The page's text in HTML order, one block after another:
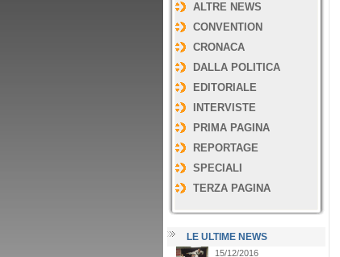
ALTRE NEWS
CONVENTION
CRONACA
DALLA POLITICA
EDITORIALE
INTERVISTE
PRIMA PAGINA
REPORTAGE
SPECIALI
TERZA PAGINA
LE ULTIME NEWS